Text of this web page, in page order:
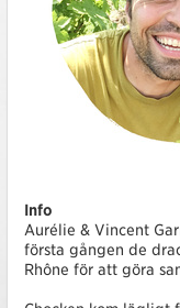
Info
Aurélie & Vincent
första gången de
Rhône för att göra